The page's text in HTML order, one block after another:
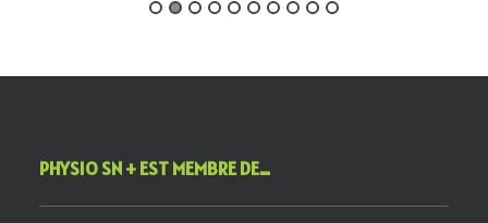
PHYSIO SN + EST MEMBRE DE…